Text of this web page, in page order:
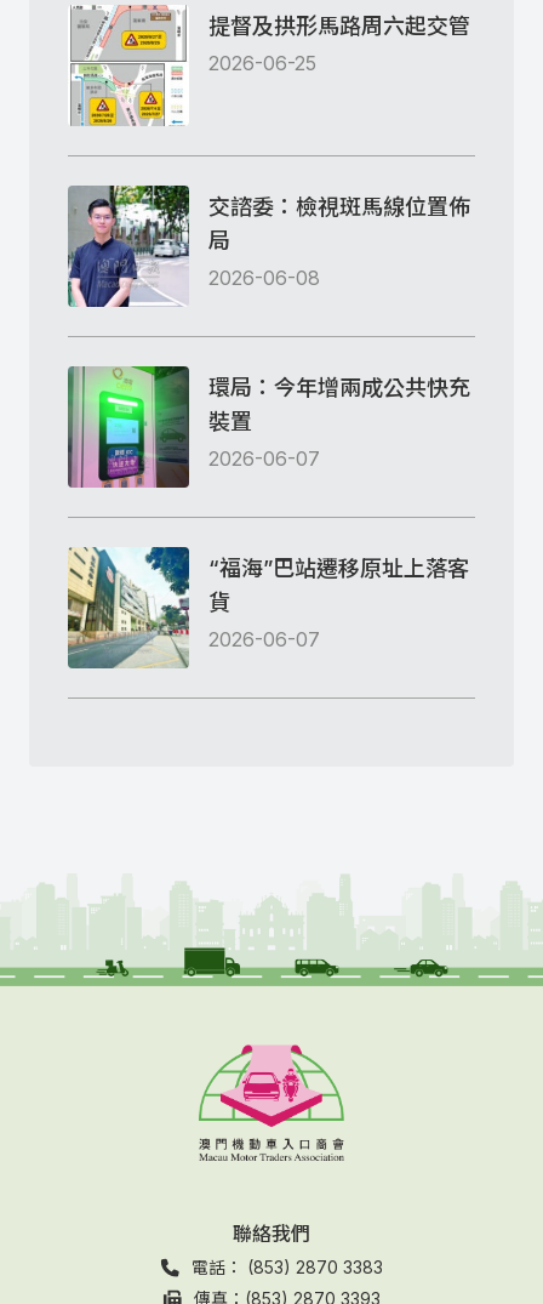
提督及拱形馬路周六起交管
2026-06-25
交諮委：檢視斑馬線位置佈
局
2026-06-08
環局：今年增兩成公共快充
裝置
2026-06-07
“福海”巴站遷移原址上落客
貨
2026-06-07
聯絡我們
電話： (853) 2870 3383
傳真：(853) 2870 3393